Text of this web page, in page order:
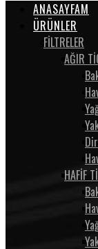
ANASAYFAM
ÜRÜNLER
FİLTRELER
AĞIR
HAFİF